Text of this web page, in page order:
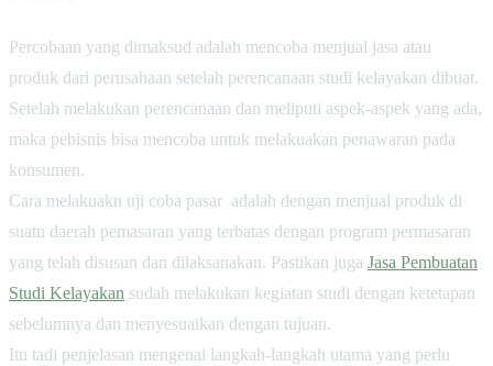
Percobaan yang dimaksud adalah mencoba menjual jasa atau
produk dari perusahaan setelah perencanaan studi kelayakan dibuat.
Setelah melakukan perencanaan dan meliputi aspek-aspek yang ada,
maka pebisnis bisa mencoba untuk melakuakan penawaran pada
konsumen.
Cara melakuakn uji coba pasar adalah dengan menjual produk di
suatu daerah pemasaran yang terbatas dengan program permasaran
yang telah disusun dan dilaksanakan. Pastikan juga Jasa Pembuatan
Studi Kelayakan sudah melakukan kegiatan studi dengan ketetapan
sebelumnya dan menyesuaikan dengan tujuan.
Itu tadi penjelasan mengenai langkah-langkah utama yang perlu